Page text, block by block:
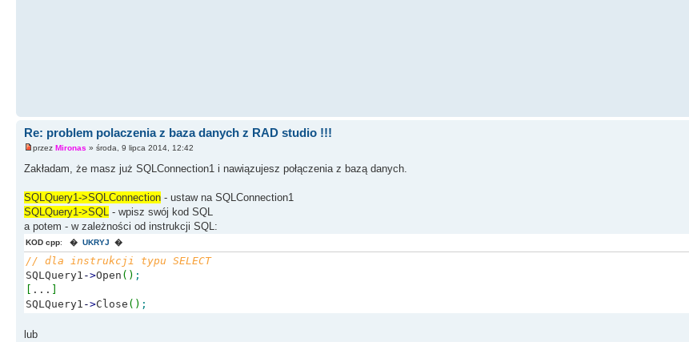
Re: problem polaczenia z baza danych z RAD studio !!!
przez Mironas » środa, 9 lipca 2014, 12:42
Zakładam, że masz już SQLConnection1 i nawiązujesz połączenia z bazą danych.
SQLQuery1->SQLConnection - ustaw na SQLConnection1
SQLQuery1->SQL - wpisz swój kod SQL
a potem - w zależności od instrukcji SQL:
KOD cpp: � UKRYJ �
// dla instrukcji typu SELECT
SQLQuery1 ->Open ( ) ;
...
SQLQuery1 ->Close ( ) ;
lub